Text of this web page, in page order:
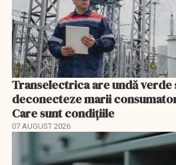
Transelectrica are undă verde
deconecteze marii
Care sunt condițiile
07 AUGUST 2026